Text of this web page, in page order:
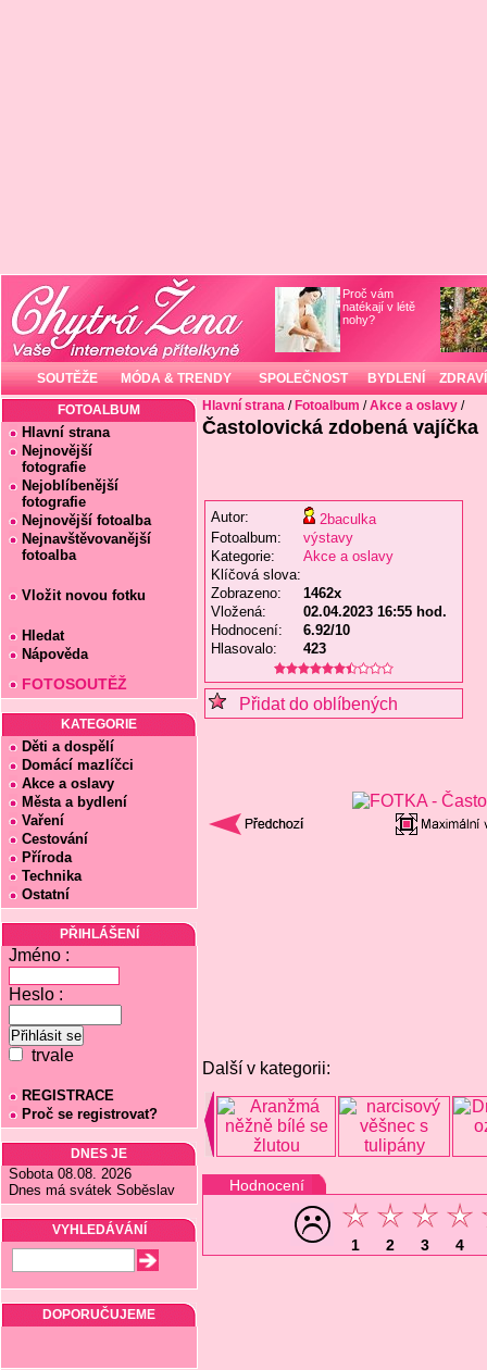
Proč vám
natékají v létě
nohy?
SOUTĚŽE MÓDA & TRENDY SPOLEČNOST BYDLENÍ ZDRAVÍ
FOTOALBUM
Hlavní strana
Nejnovější
fotografie
Nejoblíbenější
fotografie
Nejnovější fotoalba
Nejnavštěvovanější
fotoalba
Vložit novou fotku
Hledat
Nápověda
FOTOSOUTĚŽ
KATEGORIE
Děti a dospělí
Domácí mazlíčci
Akce a oslavy
Města a bydlení
Vaření
Cestování
Příroda
Technika
Ostatní
PŘIHLÁŠENÍ
Jméno :
Heslo :
trvale
REGISTRACE
Proč se registrovat?
DNES JE
Sobota 08.08. 2026
Dnes má svátek Soběslav
VYHLEDÁVÁNÍ
DOPORUČUJEME
Hlavní strana / Fotoalbum /Akce a oslavy /
Častolovická zdobená vajíčka
Autor:
2baculka
Fotoalbum:
výstavy
Kategorie:
Akce a oslavy
Klíčová slova:
Zobrazeno:
1462x
Vložená:
02.04.2023 16:55 hod.
Hodnocení:
6.92/10
Hlasovalo:
423
Přidat do oblíbených
Další v kategorii:
Hodnocení
1 2 3 4